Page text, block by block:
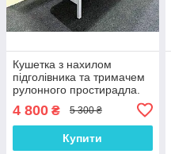
Кушетка з нахилом
підголівника та тримачем
рулонного простирадла.
процедурна
4 800 ₴ 5 300 ₴
Купити